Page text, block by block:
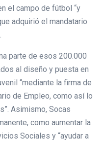
el campo de fútbol “y
adquirió el mandatario
parte de esos 200.000
al diseño y puesta en
“mediante la firma de
de Empleo, como así lo
Asimismo, Socas
como aumentar la
Sociales y “ayudar a